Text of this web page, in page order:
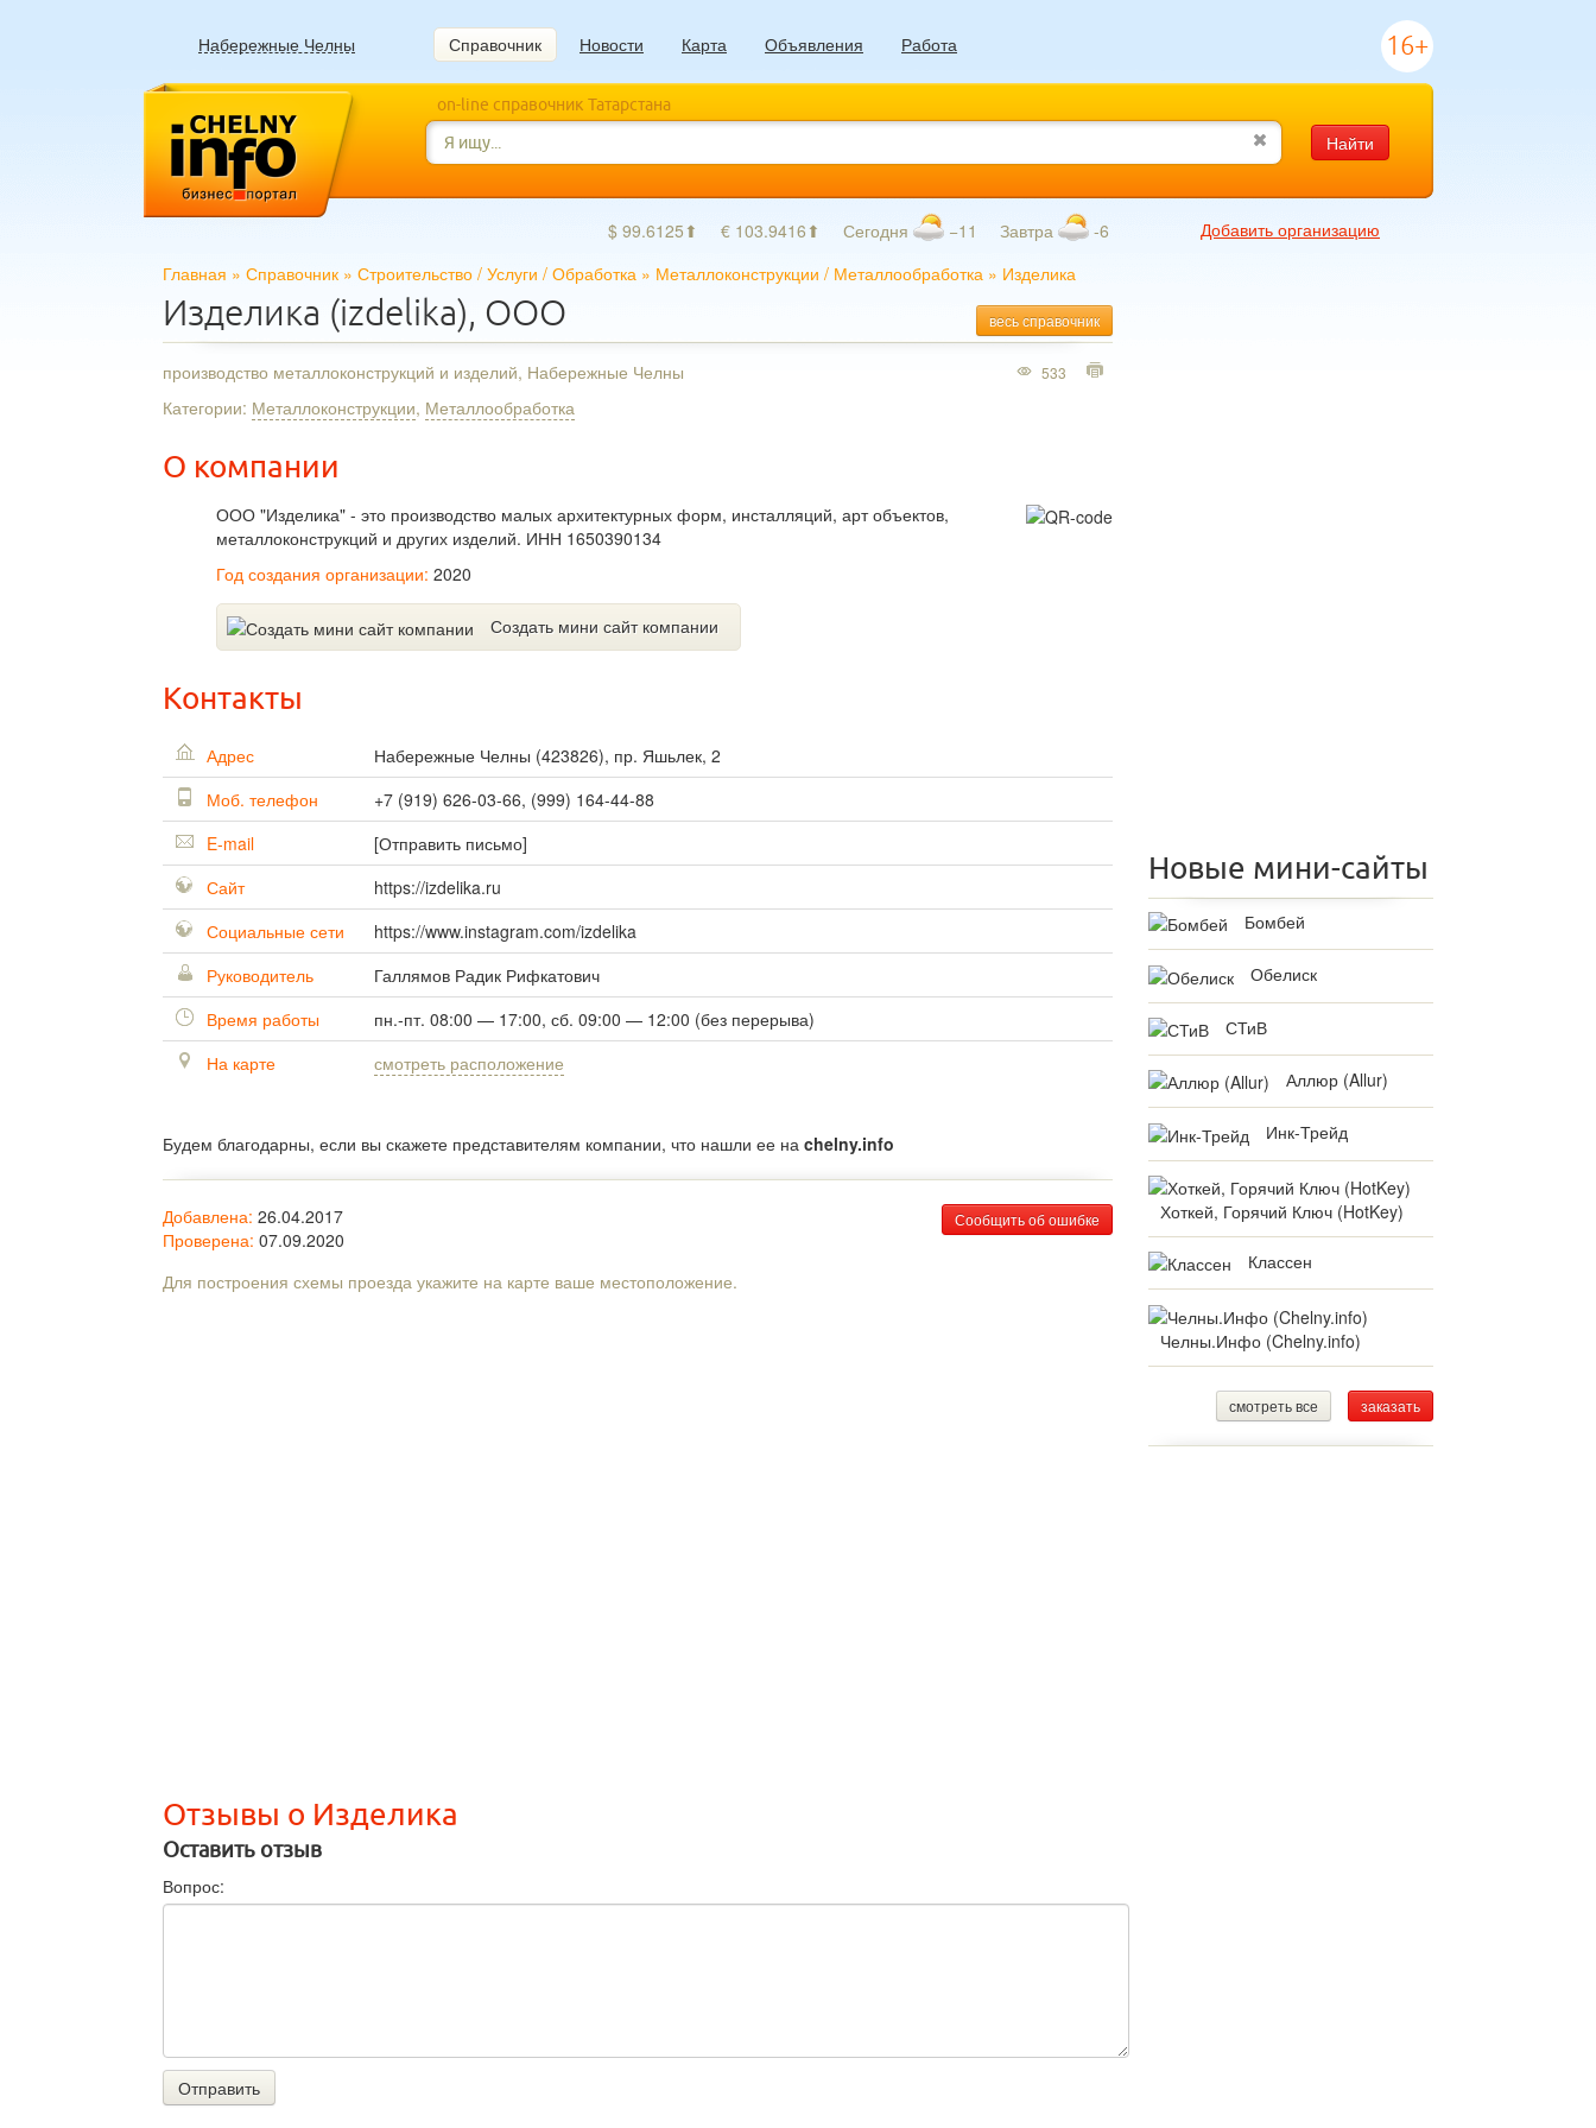
Набережные Челны Справочник Новости Карта Объявления Работа 16+
on-line справочник Татарстана
Найти
$ 99.6125⬆ € 103.9416⬆ Сегодня −11 Завтра -6
Добавить организацию
Главная » Справочник » Строительство / Услуги / Обработка » Металлоконструкции / Металлообработка » Изделика
весь справочник
Изделика (izdelika), ООО
производство металлоконструкций и изделий, Набережные Челны
Категории: Металлоконструкции, Металлообработка
О компании
ООО "Изделика" - это производство малых архитектурных форм, инсталляций, арт объектов,
металлоконструкций и других изделий. ИНН 1650390134
Год создания организации: 2020
Создать мини сайт компании
533
Контакты
Адрес Набережные Челны (423826), пр. Яшьлек, 2
Моб. телефон
+7 (919) 626-03-66, (999) 164-44-88
E-mail
[Отправить письмо]
Сайт
https://izdelika.ru
Социальные сети
https://www.instagram.com/izdelika
Руководитель
Галлямов Радик Рифкатович
Время работы
пн.-пт. 08:00 — 17:00, сб. 09:00 — 12:00 (без перерыва)
На карте
смотреть расположение
Будем благодарны, если вы скажете представителям компании, что нашли ее на chelny.info
Сообщить об ошибке
Добавлена: 26.04.2017
Проверена: 07.09.2020
Для построения схемы проезда укажите на карте ваше местоположение.
Отзывы о Изделика
Оставить отзыв
Вопрос:
Отправить
Новые мини-сайты
Бомбей
Обелиск
СТиВ
Аллюр (Allur)
Инк-Трейд
Хоткей, Горячий Ключ (HotKey)
Классен
Челны.Инфо (Chelny.info)
смотреть все заказать